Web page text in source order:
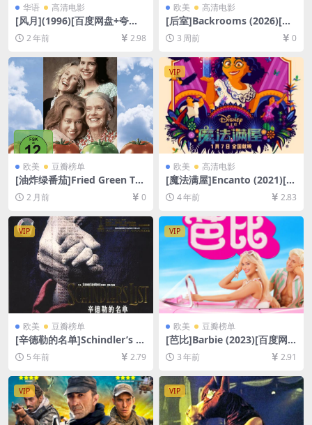
华语 高清电影
[风月](1996)[百度网盘+夸克
网盘1080P超清未删减资源]
[网盘在线播放/下载][MP4/8.
2 年前 2.98
欧美 高清电影
[后室]Backrooms (2026)[百
度网盘+夸克网盘1080P超清
未删减资源][网盘在线播放/下
3 周前 0
欧美 豆瓣榜单
[油炸绿番茄]Fried Green To
matoes (1991)[百度网盘+夸
克网盘1080P超清未删减资源]
[网盘在线播放/下载][MP4/8.
8GB][中英字幕]
2 月前 0
VIP
欧美 高清电影
[魔法满屋]Encanto (2021)[百
度网盘+迅雷云盘资源1080P
超清未删减][MP4/6.4GB][中
英字幕]
4 年前 2.83
VIP
欧美 豆瓣榜单
[辛德勒的名单]Schindler’s Li
st (1993)[百度网盘+迅雷云盘
资源1080P超清未删减][MP4/
12GB][中英字幕]
5 年前 2.79
VIP
欧美 豆瓣榜单
[芭比]Barbie (2023)[百度网
盘+夸克网盘1080P超清未删
减资源][网盘在线播放/下载]
[MP4/7.2GB][中英字幕]
3 年前 2.91
VIP VIP